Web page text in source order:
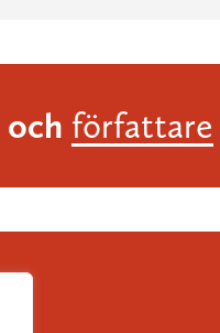
och författare